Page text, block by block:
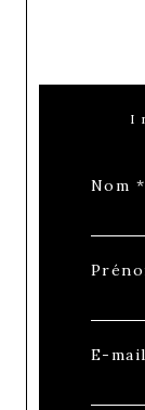
Nom *
E-